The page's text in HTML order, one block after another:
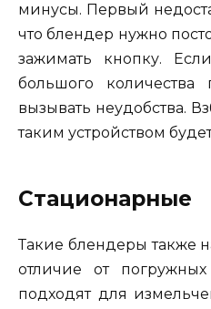
минусы. Первый
что блендер нужно
зажимать кнопку.
большого количества
вызывать неудобства.
таким устройством
Стационарные
Такие блендеры также
отличие от
подходят для